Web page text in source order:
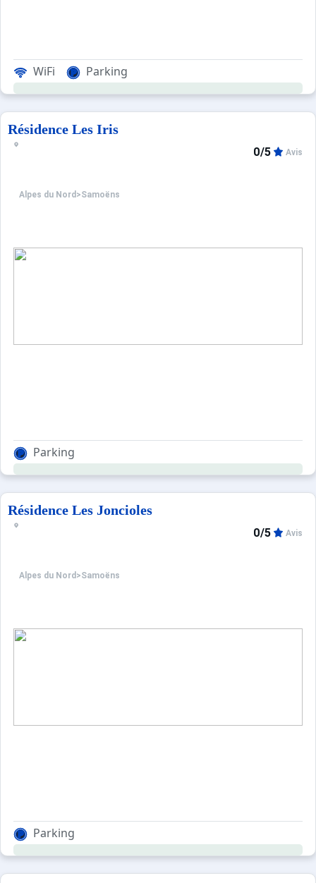
WiFi Parking
Résidence Les Iris
Alpes du Nord >Samoëns
0/5 Avis
Parking
Résidence Les Joncioles
Alpes du Nord >Samoëns
0/5 Avis
Parking